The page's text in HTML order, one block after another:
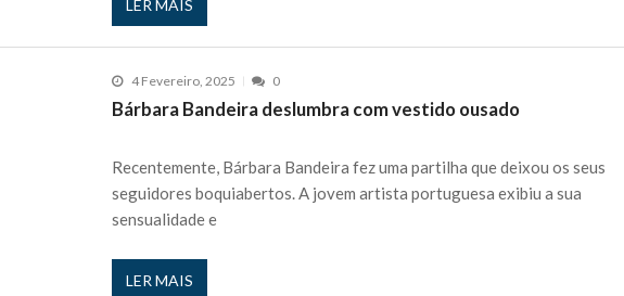
LER MAIS
4 Fevereiro, 2025 0
Bárbara Bandeira deslumbra com vestido ousado
Recentemente, Bárbara Bandeira fez uma partilha que deixou os seus
seguidores boquiabertos. A jovem artista portuguesa exibiu a sua
sensualidade e
LER MAIS